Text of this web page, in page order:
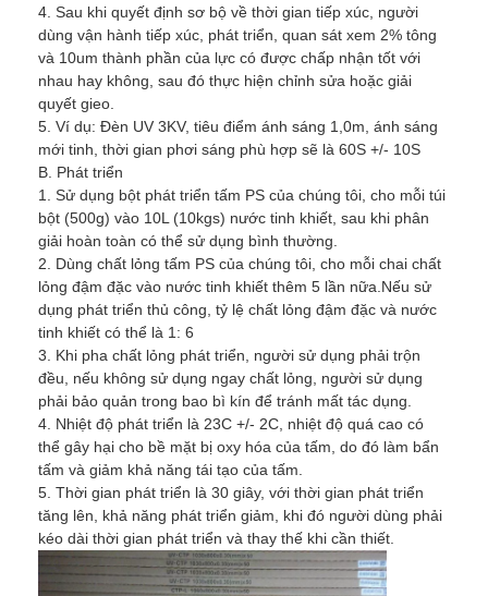
Các sản phẩm
Video
Về chúng tôi
Tham quan nhà máy
Kiểm soát chất lượng
Liên hệ chúng tôi
Tin tức
Các trường hợp
Máy cắt Laser
Thép cắt Rule
Die cắt tiêu hao
4. Sau khi quyết định sơ bộ về thời gian tiếp xúc, người
dùng vận hành tiếp xúc, phát triển, quan sát xem 2% tông
và 10um thành phần của lực có được chấp nhận tốt với
nhau hay không, sau đó thực hiện chỉnh sửa hoặc giải
quyết gieo.
5. Ví dụ: Đèn UV 3KV, tiêu điểm ánh sáng 1,0m, ánh sáng
mới tinh, thời gian phơi sáng phù hợp sẽ là 60S +/- 10S
B. Phát triển
1. Sử dụng bột phát triển tấm PS của chúng tôi, cho mỗi túi
bột (500g) vào 10L (10kgs) nước tinh khiết, sau khi phân
giải hoàn toàn có thể sử dụng bình thường.
2. Dùng chất lỏng tấm PS của chúng tôi, cho mỗi chai chất
lỏng đậm đặc vào nước tinh khiết thêm 5 lần nữa.Nếu sử
dụng phát triển thủ công, tỷ lệ chất lỏng đậm đặc và nước
tinh khiết có thể là 1: 6
3. Khi pha chất lỏng phát triển, người sử dụng phải trộn
đều, nếu không sử dụng ngay chất lỏng, người sử dụng
phải bảo quản trong bao bì kín để tránh mất tác dụng.
4. Nhiệt độ phát triển là 23C +/- 2C, nhiệt độ quá cao có
thể gây hại cho bề mặt bị oxy hóa của tấm, do đó làm bẩn
tấm và giảm khả năng tái tạo của tấm.
5. Thời gian phát triển là 30 giây, với thời gian phát triển
tăng lên, khả năng phát triển giảm, khi đó người dùng phải
kéo dài thời gian phát triển và thay thế khi cần thiết.